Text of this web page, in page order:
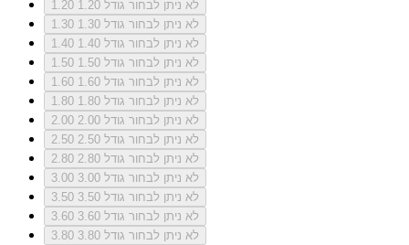
1.20
לא ניתן לבחור גודל 1.20
1.30
לא ניתן לבחור גודל 1.30
1.40
לא ניתן לבחור גודל 1.40
1.50
לא ניתן לבחור גודל 1.50
1.60
לא ניתן לבחור גודל 1.60
1.80
לא ניתן לבחור גודל 1.80
2.00
לא ניתן לבחור גודל 2.00
2.50
לא ניתן לבחור גודל 2.50
2.80
לא ניתן לבחור גודל 2.80
3.00
לא ניתן לבחור גודל 3.00
3.50
לא ניתן לבחור גודל 3.50
3.60
לא ניתן לבחור גודל 3.60
3.80
לא ניתן לבחור גודל 3.80